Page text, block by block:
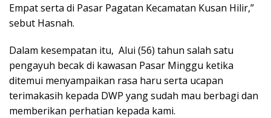
Empat serta di Pasar Pagatan Kecamatan Kusan Hilir,”
sebut Hasnah.
Dalam kesempatan itu, Alui (56) tahun salah satu
pengayuh becak di kawasan Pasar Minggu ketika
ditemui menyampaikan rasa haru serta ucapan
terimakasih kepada DWP yang sudah mau berbagi dan
memberikan perhatian kepada kami.